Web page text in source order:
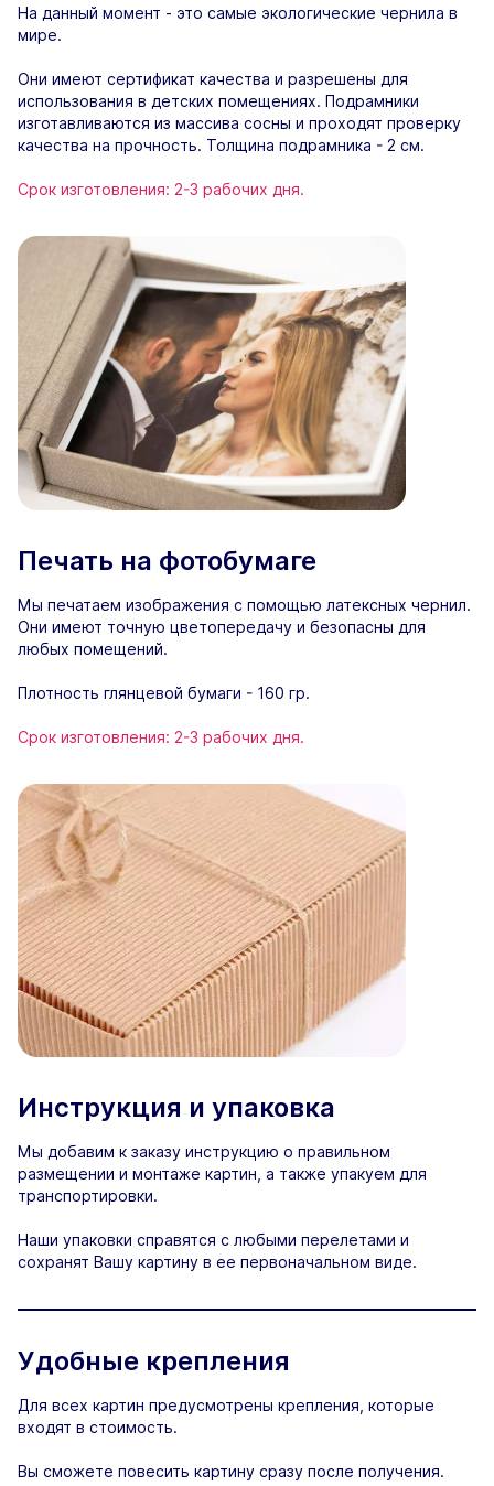
На данный момент - это самые экологические чернила в
мире.
Они имеют сертификат качества и разрешены для
использования в детских помещениях. Подрамники
изготавливаются из массива сосны и проходят проверку
качества на прочность. Толщина подрамника - 2 см.
Срок изготовления: 2-3 рабочих дня.
Печать на фотобумаге
Мы печатаем изображения с помощью латексных чернил.
Они имеют точную цветопередачу и безопасны для
любых помещений.
Плотность глянцевой бумаги - 160 гр.
Срок изготовления: 2-3 рабочих дня.
Инструкция и упаковка
Мы добавим к заказу инструкцию о правильном
размещении и монтаже картин, а также упакуем для
транспортировки.
Наши упаковки справятся с любыми перелетами и
сохранят Вашу картину в ее первоначальном виде.
Удобные крепления
Для всех картин предусмотрены крепления, которые
входят в стоимость.
Вы сможете повесить картину сразу после получения.